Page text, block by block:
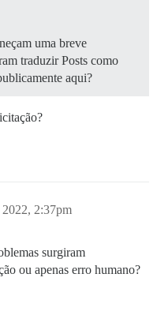
uma breve
traduzir Posts como
aqui?
2:37pm
surgiram
ou apenas erro humano?